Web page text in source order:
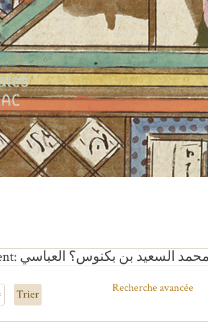
محمد السعيد بن بكنوس؟ العباسي
Recherche avancée
Trier